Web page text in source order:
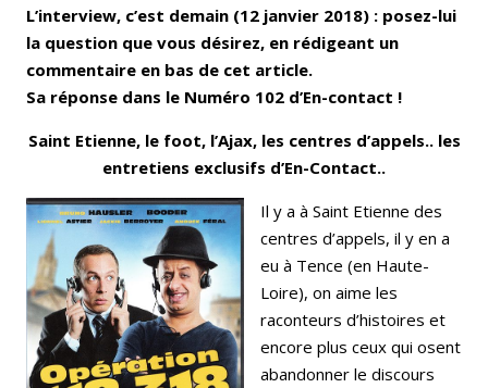
L’interview, c’est demain (12 janvier 2018) : posez-lui
la question que vous désirez, en rédigeant un
commentaire en bas de cet article.
Sa réponse dans le Numéro 102 d’En-contact !
Saint Etienne, le foot, l’Ajax, les centres d’appels.. les
entretiens exclusifs d’En-Contact..
Il y a à Saint Etienne des
centres d’appels, il y en a
eu à Tence (en Haute-
Loire), on aime les
raconteurs d’histoires et
encore plus ceux qui osent
abandonner le discours